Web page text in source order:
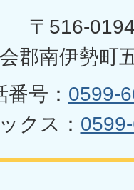
〒516-
郡南伊勢町
番号： 0599-
クス：